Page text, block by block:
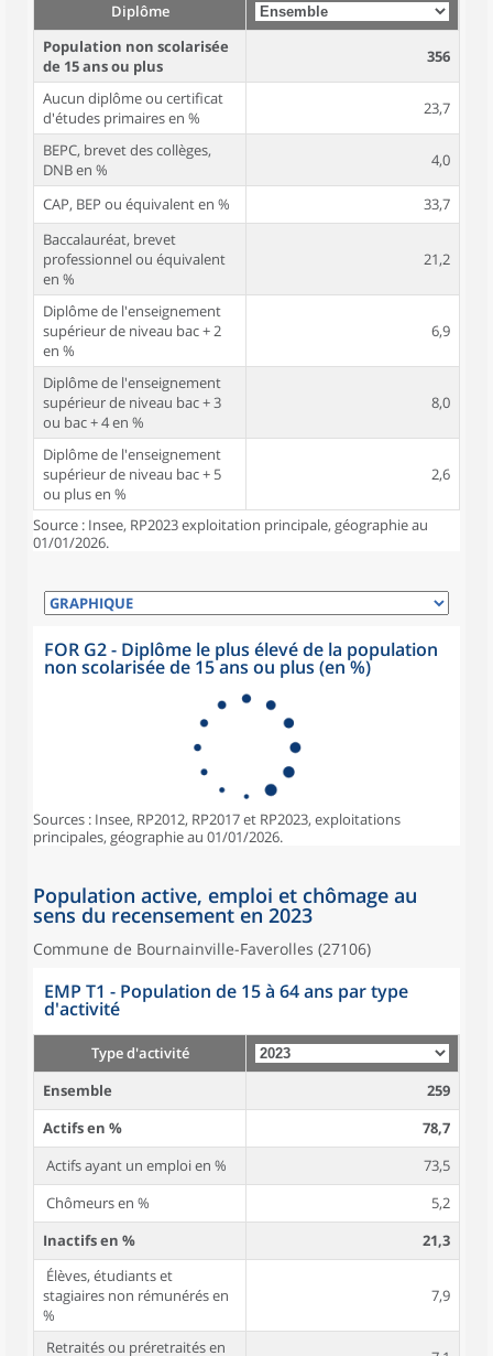
Diplôme
Population non scolarisée
de 15 ans ou plus
356
Aucun diplôme ou certificat
d'études primaires en %
23,7
BEPC, brevet des collèges,
DNB en %
4,0
CAP, BEP ou équivalent en %
33,7
Baccalauréat, brevet
professionnel ou équivalent
en %
21,2
Diplôme de l'enseignement
supérieur de niveau bac + 2
en %
6,9
Diplôme de l'enseignement
supérieur de niveau bac + 3
ou bac + 4 en %
8,0
Diplôme de l'enseignement
supérieur de niveau bac + 5
ou plus en %
2,6
Source : Insee, RP2023 exploitation principale, géographie au
01/01/2026.
FOR G2 - Diplôme le plus élevé de la population
non scolarisée de 15 ans ou plus (en %)
Sources : Insee, RP2012, RP2017 et RP2023, exploitations
principales, géographie au 01/01/2026.
Population active, emploi et chômage au
sens du recensement en 2023
Commune de Bournainville-Faverolles (27106)
EMP T1 - Population de 15 à 64 ans par type
d'activité
Type d'activité
Ensemble
259
Actifs en %
78,7
Actifs ayant un emploi en %
73,5
Chômeurs en %
5,2
Inactifs en %
21,3
Élèves, étudiants et
stagiaires non rémunérés en
%
7,9
Retraités ou préretraités en